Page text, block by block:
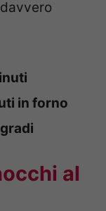
in forno
al